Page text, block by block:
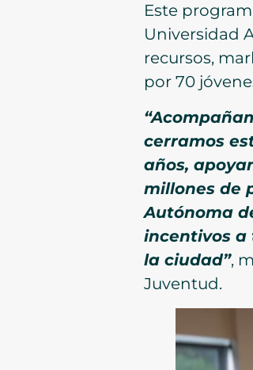
Este
Universidad
recursos,
por 70
cerramos
años,
millones de
Autónoma
incentivos a
la ciudad”,
Juventud.